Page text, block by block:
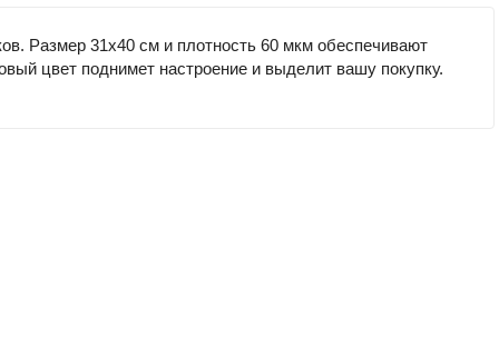
Размер 31х40 см и плотность 60 мкм обеспечивают
цвет поднимет настроение и выделит вашу покупку.